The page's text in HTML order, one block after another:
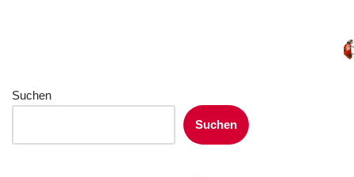
Suchen
Suchen